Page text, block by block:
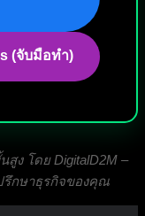
(จับมือทำ)
ง โดย DigitalD2M –
รึกษาธุรกิจของคุณ